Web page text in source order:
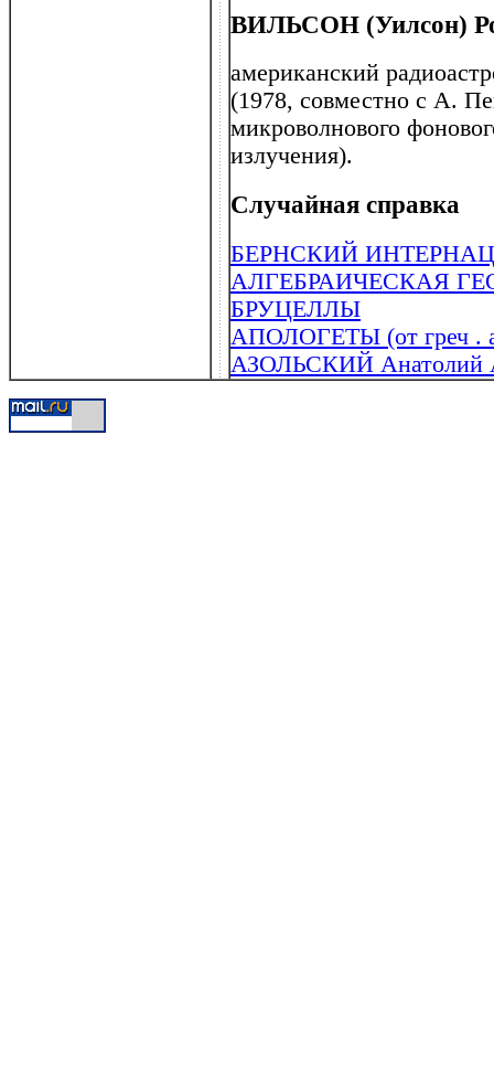
ВИЛЬСОН (Уилсон)
американский
(1978, совместно с А.
микроволнового
излучения).
Случайная справка
БЕРНСКИЙ
АЛГЕБРАИЧЕСКАЯ
БРУЦЕЛЛЫ
АПОЛОГЕТЫ (от греч .
АЗОЛЬСКИЙ Анатолий